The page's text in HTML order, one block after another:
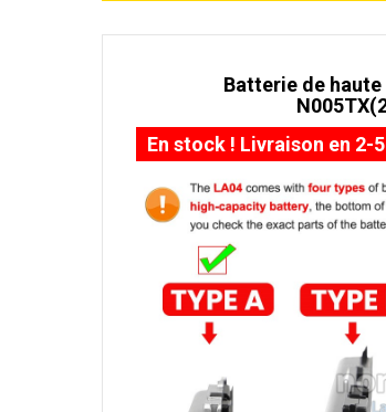
Batterie de
En stock ! Livraison en 2-